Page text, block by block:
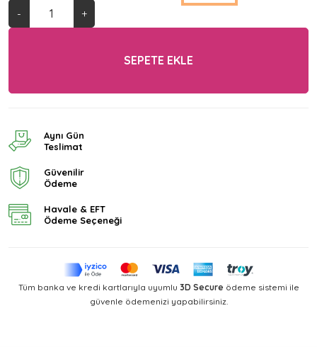
- +
SEPETE EKLE
Aynı Gün
Teslimat
Güvenilir
Ödeme
Havale & EFT
Ödeme Seçeneği
Tüm banka ve kredi kartlarıyla uyumlu 3D Secure ödeme sistemi ile
güvenle ödemenizi yapabilirsiniz.